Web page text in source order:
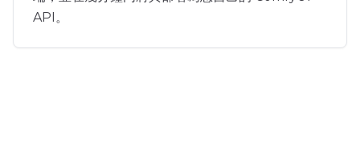
API。